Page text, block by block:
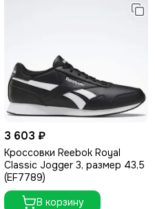
3 603 ₽
Кроссовки Reebok Royal
Classic Jogger 3, размер 43,5
(EF7789)
В корзину